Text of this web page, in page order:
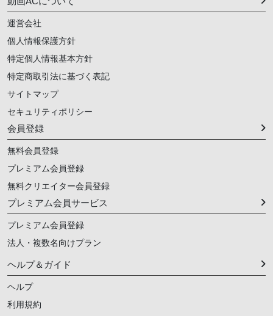
運営会社
個人情報保護方針
特定個人情報基本方針
特定商取引法に基づく表記
サイトマップ
セキュリティポリシー
会員登録
無料会員登録
プレミアム会員登録
無料クリエイター会員登録
プレミアム会員サービス
プレミアム会員登録
法人・複数名向けプラン
ヘルプ＆ガイド
ヘルプ
利用規約